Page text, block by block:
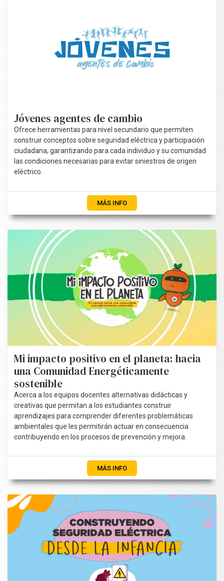
Jóvenes agentes de cambio
Ofrece herramientas para nivel secundario que permiten
construir conceptos sobre seguridad eléctrica y participación
ciudadana, garantizando para cada individuo y su comunidad
las condiciones necesarias para evitar siniestros de origen
eléctrico.
MÁS INFO
Mi impacto positivo en el planeta: hacia
una Comunidad Energéticamente
sostenible
Acerca a los equipos docentes alternativas didácticas y
creativas que permitan a los estudiantes construir
aprendizajes para comprender diferentes problemáticas
ambientales que les permitirán actuar en consecuencia
contribuyendo en los procesos de prevención y mejora.
MÁS INFO